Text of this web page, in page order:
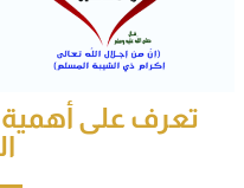
تعرف على أهمية